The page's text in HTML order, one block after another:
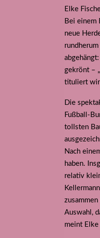
Elke
Bei einem
neue
gekrönt –
tituliert
Die
Fußball-
tollsten
Nach
haben.
relativ
Auswahl,
meint Elke